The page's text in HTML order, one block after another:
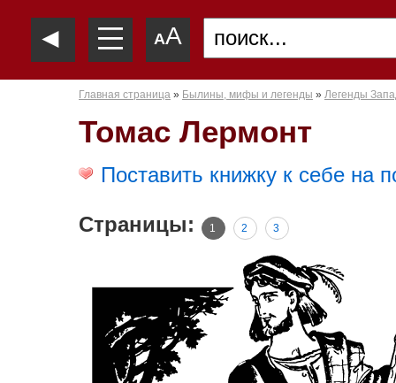
◄ —
—
— AA
Главная страница » Былины, мифы и легенды » Легенды
Томас Лермонт
Поставить книжку к себе на
Страницы: 1 2 3